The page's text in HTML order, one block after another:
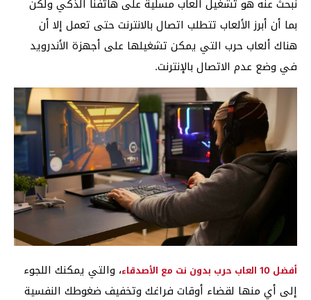
نبحث عنه هو تشغيل ألعاب مسلية على هاتفنا الذكي ولكن
بما أن أبرز الألعاب تتطلب اتصال بالانترنت حتى تعمل إلا أن
هناك ألعاب حرب التي يمكن تشغيلها على أجهزة الأندرويد
في وضع عدم الاتصال بالإنترنت.
أفضل 10 العاب حرب بدون نت مع الأصدقاء
، والتي يمكنك اللجوء
إلى أي منها لقضاء أوقات فراغك وتخفيف ضغوطك النفسية